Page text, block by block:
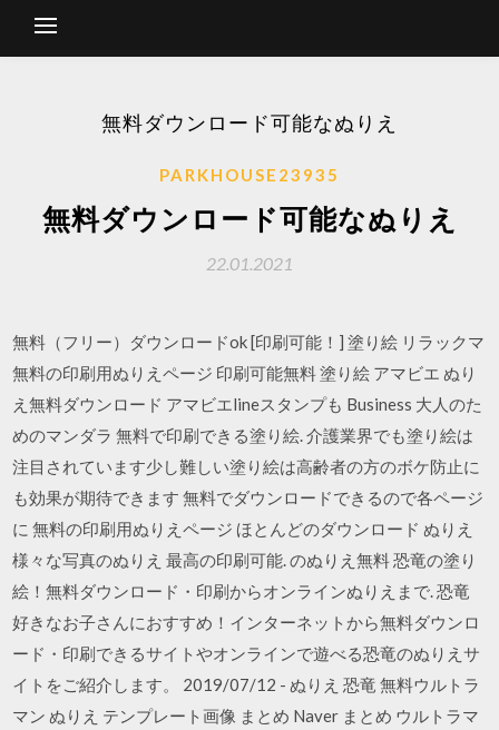
無料ダウンロード可能なぬりえ
PARKHOUSE23935
無料ダウンロード可能なぬりえ
22.01.2021
無料（フリー）ダウンロードok [印刷可能！] 塗り絵 リラックマ
無料の印刷用ぬりえページ 印刷可能無料 塗り絵 アマビエ ぬり
え無料ダウンロード アマビエlineスタンプも Business 大人のた
めのマンダラ 無料で印刷できる塗り絵. 介護業界でも塗り絵は
注目されています少し難しい塗り絵は高齢者の方のボケ防止に
も効果が期待できます 無料でダウンロードできるので各ページ
に 無料の印刷用ぬりえページ ほとんどのダウンロード ぬりえ
様々な写真のぬりえ 最高の印刷可能. のぬりえ無料 恐竜の塗り
絵！無料ダウンロード・印刷からオンラインぬりえまで. 恐竜
好きなお子さんにおすすめ！インターネットから無料ダウンロ
ード・印刷できるサイトやオンラインで遊べる恐竜のぬりえサ
イトをご紹介します。 2019/07/12 - ぬりえ 恐竜 無料ウルトラ
マン ぬりえ テンプレート画像 まとめ Naver まとめ ウルトラマ